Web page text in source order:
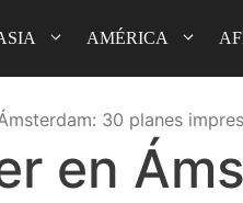
AMÉRICA
30 planes
en